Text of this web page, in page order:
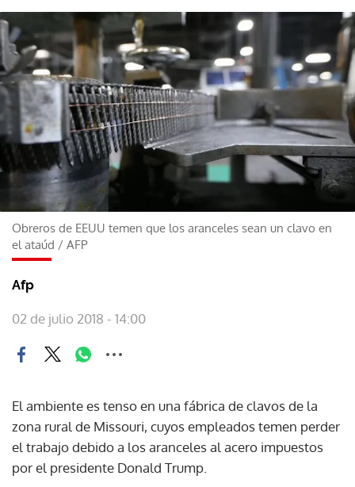
Obreros de EEUU temen que los aranceles sean un clavo en
el ataúd / AFP
Afp
02 de julio 2018 - 14:00
El ambiente es tenso en una fábrica de clavos de la
zona rural de Missouri, cuyos empleados temen perder
el trabajo debido a los aranceles al acero impuestos
por el presidente Donald Trump.